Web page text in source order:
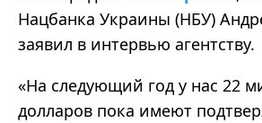
Нацбанка Украины (НБУ)
заявил в интервью агентству.
«На следующий год у нас 22
долларов пока имеют